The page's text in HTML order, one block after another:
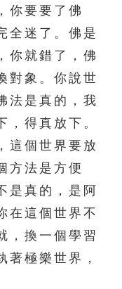
你要要了佛
全迷了。佛是
你就錯了，佛
對象。你說世
法是真的，我
，得真放下。
這個世界要放
方法是方便
是真的，是阿
在這個世界不
，換一個學習
著極樂世界，